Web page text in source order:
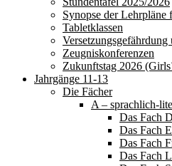
Synopse der Lehrpläne
Tabletklassen
Versetzungsgefährdung
Zeugniskonferenzen
Zukunftstag 2026
Jahrgänge 11-13
Die Fächer
A – sprachlich-
Das Fach
Das Fach
Das Fach
Das Fach